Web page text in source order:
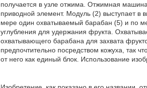
получается в узле отжима. Отжимная
приводной элемент. Модуль (2) выступает в
мере один охватываемый барабан (5) и по
углубления для удержания фрукта.
охватывающего барабана для захвата
предпочтительно посредством кожуха, так
от него как единый блок. Использование